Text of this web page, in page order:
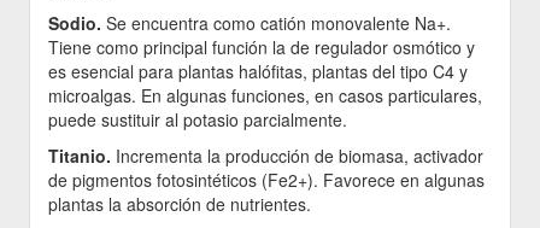
Sodio. Se encuentra como catión monovalente Na+.
Tiene como principal función la de regulador osmótico y
es esencial para plantas halófitas, plantas del tipo C4 y
microalgas. En algunas funciones, en casos particulares,
puede sustituir al potasio parcialmente.
Titanio. Incrementa la producción de biomasa, activador
de pigmentos fotosintéticos (Fe2+). Favorece en algunas
plantas la absorción de nutrientes.